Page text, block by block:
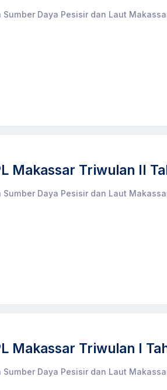
Daya Pesisir dan Laut
Makassar Triwulan II
Daya Pesisir dan Laut
Makassar Triwulan I
Daya Pesisir dan Laut